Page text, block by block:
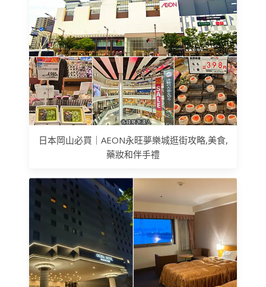
日本岡山必買｜AEON永旺夢樂城逛街攻略,美食,
藥妝和伴手禮